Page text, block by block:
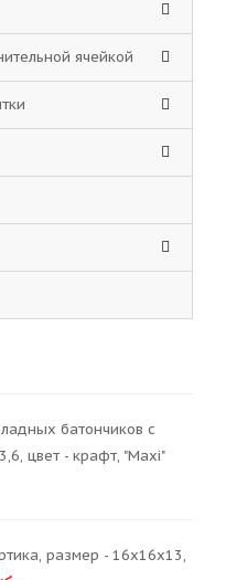
ячейкой
батончиков с
цвет - крафт, "Maxi"
размер - 16х16х13,